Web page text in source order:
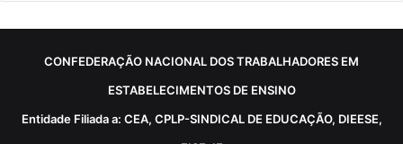
CONFEDERAÇÃO NACIONAL DOS TRABALHADORES EM
ESTABELECIMENTOS DE ENSINO
Entidade Filiada a: CEA, CPLP-SINDICAL DE EDUCAÇÃO, DIEESE,